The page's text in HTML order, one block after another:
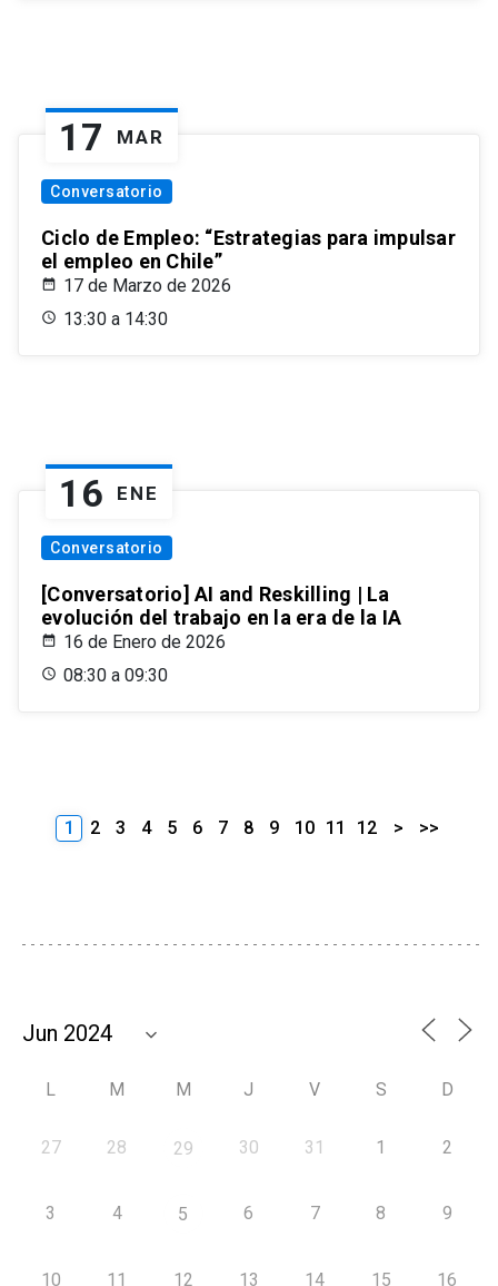
17 MAR
Conversatorio
Ciclo de Empleo: “Estrategias para impulsar
el empleo en Chile”
17 de Marzo de 2026
13:30 a 14:30
16 ENE
Conversatorio
[Conversatorio] AI and Reskilling | La
evolución del trabajo en la era de la IA
16 de Enero de 2026
08:30 a 09:30
1 2 3 4 5 6 7 8 9 10 11 12 > >>
L M M J V S D
27 28 29 30 31 1 2
3 4 5 6 7 8 9
10 11 12 13 14 15 16